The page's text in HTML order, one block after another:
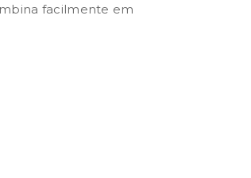
facilmente em